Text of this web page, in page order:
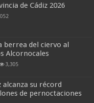
de Cádiz 2026
berrea del ciervo al
Alcornocales
3,305
alcanza su récord
de pernoctaciones